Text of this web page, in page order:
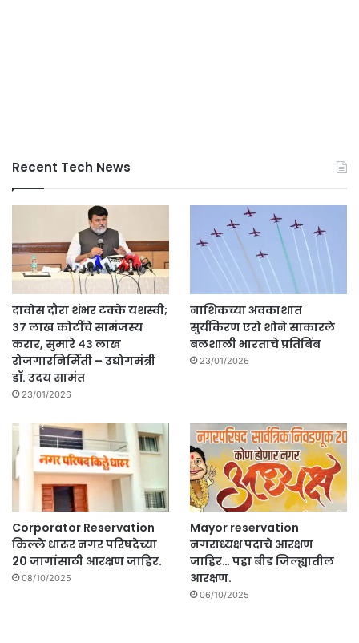
Recent Tech News
दावोस दौरा शंभर टक्के यशस्वी;
३७ लाख कोटींचे सामंजस्य
करार, सुमारे ४३ लाख
रोजगारनिर्मिती – उद्योगमंत्री
डॉ. उदय सामंत
23/01/2026
नाशिकच्या अवकाशात
सुर्यकिरण एरो शोने साकारले
बलशाली भारताचे प्रतिबिंब
23/01/2026
Corporator Reservation
किल्ले धारूर नगर परिषदेच्या
20 जागांसाठी आरक्षण जाहिर.
08/10/2025
Mayor reservation
नगराध्यक्ष पदाचे आरक्षण
जाहिर… पहा बीड जिल्ह्यातील
आरक्षण.
06/10/2025